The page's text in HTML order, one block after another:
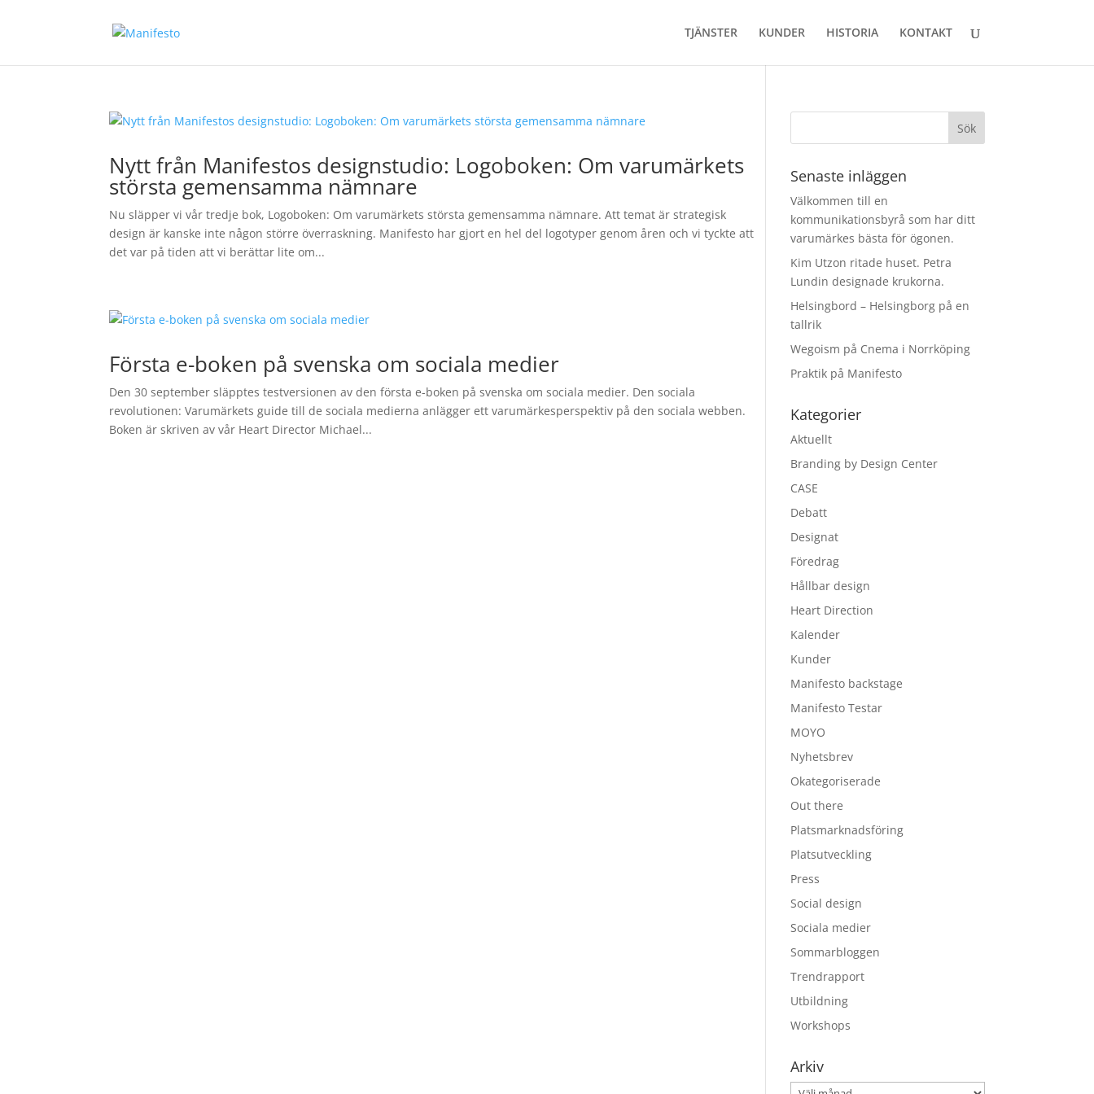
TJÄNSTER KUNDER HISTORIA KONTAKT
Nytt från Manifestos designstudio: Logoboken: Om varumärkets
största gemensamma nämnare
Nu släpper vi vår tredje bok, Logoboken: Om varumärkets största gemensamma nämnare. Att temat är strategisk
design är kanske inte någon större överraskning. Manifesto har gjort en hel del logotyper genom åren och vi tyckte att
det var på tiden att vi berättar lite om...
Första e-boken på svenska om sociala medier
Den 30 september släpptes testversionen av den första e-boken på svenska om sociala medier. Den sociala
revolutionen: Varumärkets guide till de sociala medierna anlägger ett varumärkesperspektiv på den sociala webben.
Boken är skriven av vår Heart Director Michael...
Senaste inläggen
Välkommen till en
kommunikationsbyrå som har ditt
varumärkes bästa för ögonen.
Kim Utzon ritade huset. Petra
Lundin designade krukorna.
Helsingbord – Helsingborg på en
tallrik
Wegoism på Cnema i Norrköping
Praktik på Manifesto
Kategorier
Aktuellt
Branding by Design Center
CASE
Debatt
Designat
Föredrag
Hållbar design
Heart Direction
Kalender
Kunder
Manifesto backstage
Manifesto Testar
MOYO
Nyhetsbrev
Okategoriserade
Out there
Platsmarknadsföring
Platsutveckling
Press
Social design
Sociala medier
Sommarbloggen
Trendrapport
Utbildning
Workshops
Arkiv
Arkiv